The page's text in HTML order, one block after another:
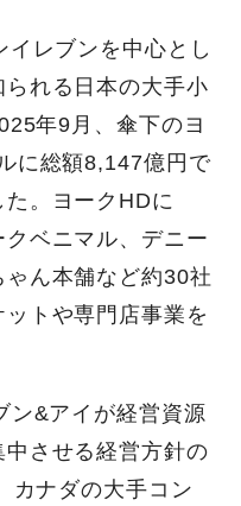
レブンを中心とし
れる日本の大手小
年9月、傘下のヨ
に総額8,147億円で
。ヨークHDに
ベニマル、デニー
ん本舗など約30社
トや専門店事業を
ン&アイが経営資源
させる経営方針の
カナダの大手コン